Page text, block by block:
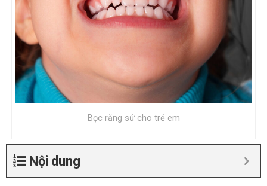
Bọc răng sứ cho trẻ em
Nội dung